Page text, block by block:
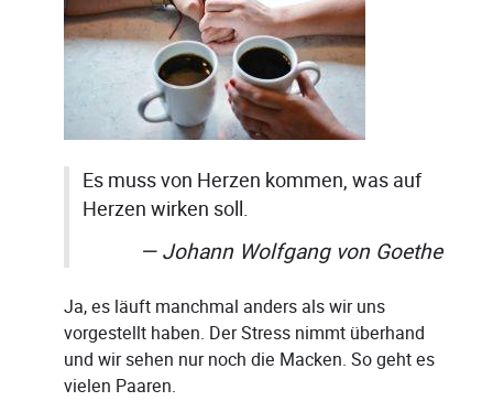
Es muss von Herzen kommen, was auf
Herzen wirken soll.
Johann Wolfgang von Goethe
Ja, es läuft manchmal anders als wir uns
vorgestellt haben. Der Stress nimmt überhand
und wir sehen nur noch die Macken. So geht es
vielen Paaren.